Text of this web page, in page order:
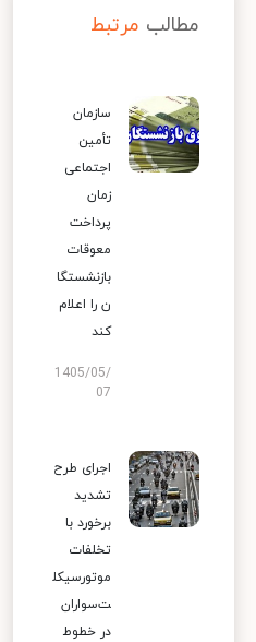
مطالب مرتبط
سازمان
تأمین
اجتماعی
زمان
پرداخت
معوقات
بازنشستگا
ن را اعلام
کند
1405/05/
07
اجرای طرح
تشدید
برخورد با
تخلفات
موتورسیکل
ت‌سواران
در خطوط